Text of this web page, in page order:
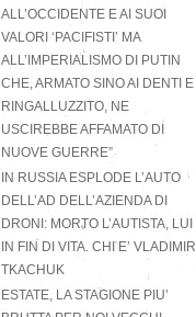
ALL’OCCIDENTE E AI SUOI
VALORI ‘PACIFISTI’ MA
ALL’IMPERIALISMO DI PUTIN
CHE, ARMATO SINO AI DENTI E
RINGALLUZZITO, NE
USCIREBBE AFFAMATO DI
NUOVE GUERRE”
IN RUSSIA ESPLODE L’AUTO
DELL’AD DELL’AZIENDA DI
DRONI: MORTO L’AUTISTA, LUI
IN FIN DI VITA. CHI E’ VLADIMIR
TKACHUK
ESTATE, LA STAGIONE PIU’